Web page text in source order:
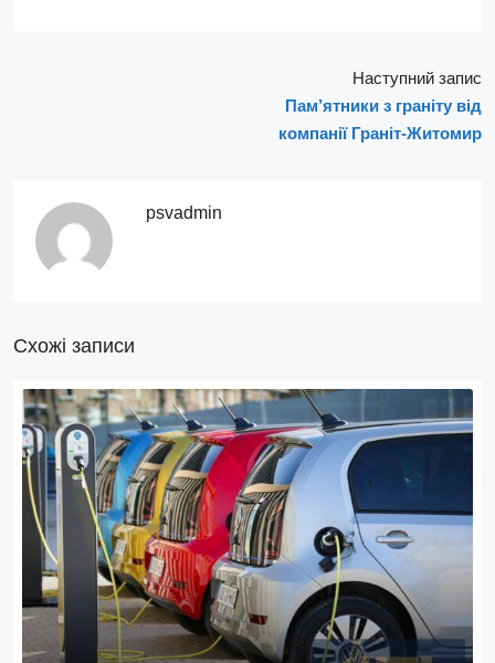
Наступний запис
Пам’ятники з граніту від
компанії Граніт-Житомир
psvadmin
Схожі записи